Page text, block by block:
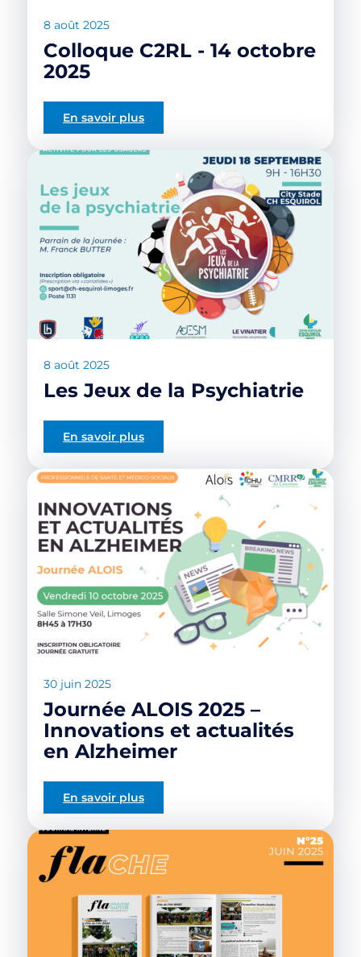
8 août 2025
Colloque C2RL - 14 octobre
2025
En savoir plus
8 août 2025
Les Jeux de la Psychiatrie
En savoir plus
30 juin 2025
Journée ALOIS 2025 –
Innovations et actualités
en Alzheimer
En savoir plus